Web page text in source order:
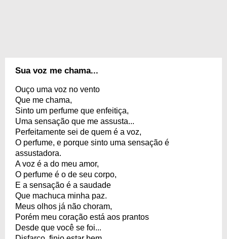
Sua voz me chama...
Ouço uma voz no vento
Que me chama,
Sinto um perfume que enfeitiça,
Uma sensação que me assusta...
Perfeitamente sei de quem é a voz,
O perfume, e porque sinto uma sensação é
assustadora.
A voz é a do meu amor,
O perfume é o de seu corpo,
E a sensação é a saudade
Que machuca minha paz.
Meus olhos já não choram,
Porém meu coração está aos prantos
Desde que você se foi...